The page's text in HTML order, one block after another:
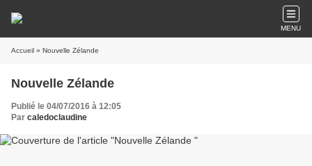
MENU
Accueil » Nouvelle Zélande
Nouvelle Zélande
Publié le 04/07/2016 à 12:05
Par caledoclaudine